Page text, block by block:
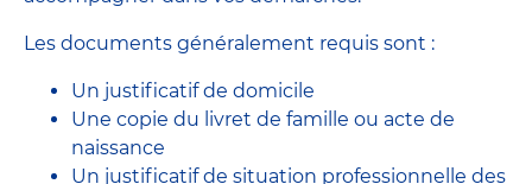
Les documents généralement requis sont :
Un justificatif de domicile
Une copie du livret de famille ou acte de
naissance
Un justificatif de situation professionnelle des